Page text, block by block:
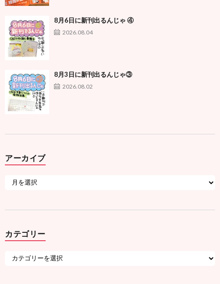
8月6日に新刊出るんじゃ ④
2026.08.04
8月3日に新刊出るんじゃ③
2026.08.02
アーカイブ
カテゴリー